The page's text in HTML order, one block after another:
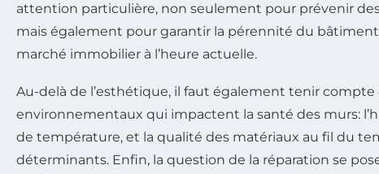
attention particulière, non seulement pour prévenir
mais également pour garantir la pérennité du bâtiment
marché immobilier à l’heure actuelle.
Au-delà de l’esthétique, il faut également tenir
environnementaux qui impactent la santé des murs:
de température, et la qualité des matériaux au fil du
déterminants. Enfin, la question de la réparation se